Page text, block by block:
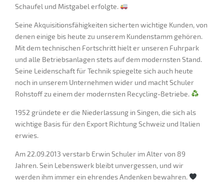
Schaufel und Mistgabel erfolgte.
Seine Akquisitionsfähigkeiten sicherten wichtige Kunden, von
denen einige bis heute zu unserem Kundenstamm gehören.
Mit dem technischen Fortschritt hielt er unseren Fuhrpark
und alle Betriebsanlagen stets auf dem modernsten Stand.
Seine Leidenschaft für Technik spiegelte sich auch heute
noch in unserem Unternehmen wider und macht Schuler
Rohstoff zu einem der modernsten Recycling-Betriebe.
1952 gründete er die Niederlassung in Singen, die sich als
wichtige Basis für den Export Richtung Schweiz und Italien
erwies.
Am 22.09.2013 verstarb Erwin Schuler im Alter von 89
Jahren. Sein Lebenswerk bleibt unvergessen, und wir
werden ihm immer ein ehrendes Andenken bewahren.